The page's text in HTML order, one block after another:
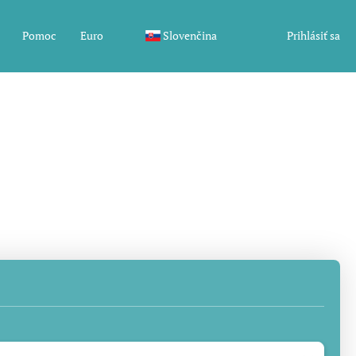
Pomoc Euro Slovenčina Prihlásiť sa